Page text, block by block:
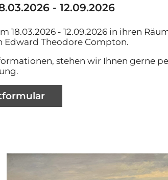
- 12.09.2026
18.03.2026 - 12.09.2026 in ihren
Theodore Compton.
stehen wir Ihnen gerne